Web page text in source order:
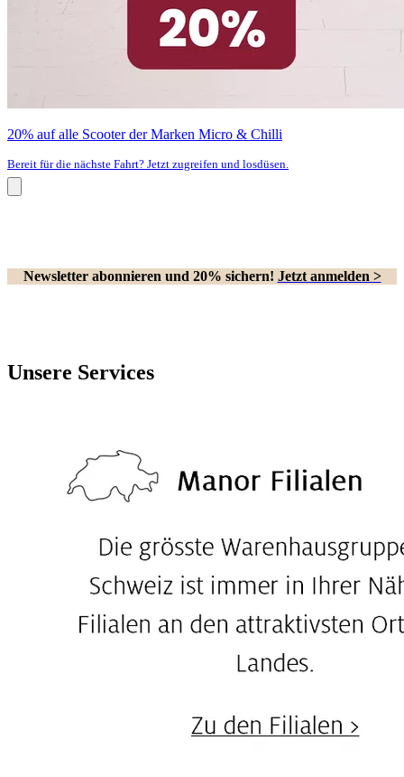
20% auf alle Scooter der Marken Micro & Chilli
Bereit für die nächste Fahrt? Jetzt zugreifen und losdüsen.
Newsletter abonnieren und 20% sichern! Jetzt anmelden >
Unsere Services